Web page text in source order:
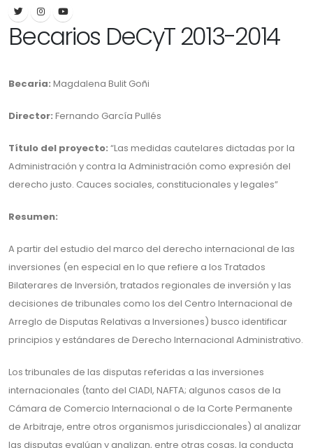
Becarios DeCyT 2013-2014
Becaria: Magdalena Bulit Goñi
Director: Fernando García Pullés
Título del proyecto: “Las medidas cautelares dictadas por la
Administración y contra la Administración como expresión del
derecho justo. Cauces sociales, constitucionales y legales”
Resumen:
A partir del estudio del marco del derecho internacional de las
inversiones (en especial en lo que refiere a los Tratados
Bilaterares de Inversión, tratados regionales de inversión y las
decisiones de tribunales como los del Centro Internacional de
Arreglo de Disputas Relativas a Inversiones) busco identificar
principios y estándares de Derecho Internacional Administrativo.
Los tribunales de las disputas referidas a las inversiones
internacionales (tanto del CIADI, NAFTA; algunos casos de la
Cámara de Comercio Internacional o de la Corte Permanente
de Arbitraje, entre otros organismos jurisdiccionales) al analizar
las disputas evalúan y analizan, entre otras cosas, la conducta